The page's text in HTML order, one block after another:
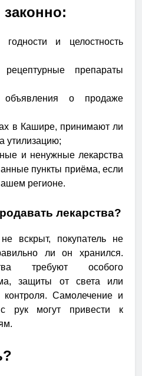
годности и целостность
препараты
о продаже
в Кашире, принимают ли
утилизацию;
и ненужные лекарства
пункты приёма, если
регионе.
лекарства?
вскрыт, покупатель не
ли он хранился.
требуют особого
защиты от света или
контроля. Самолечение и
с рук могут привести к